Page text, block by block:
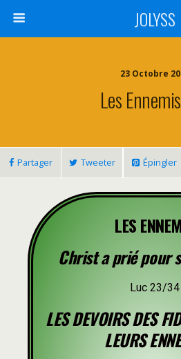
JOLYSS
23 Octobre
Les
Partager Tweeter Épingler
LES
Christ a prié pour
Luc 23/34
LES DEVOIRS DES
LEURS